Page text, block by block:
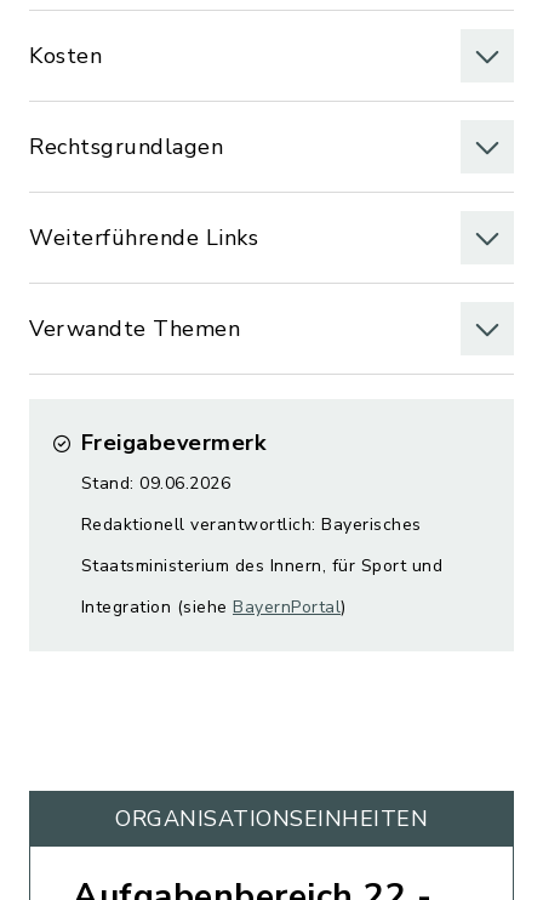
Kosten
Rechtsgrundlagen
Weiterführende Links
Verwandte Themen
Freigabevermerk
Stand: 09.06.2026
Redaktionell verantwortlich: Bayerisches
Staatsministerium des Innern, für Sport und
Integration (siehe BayernPortal)
ORGANISATIONS­EINHEITEN